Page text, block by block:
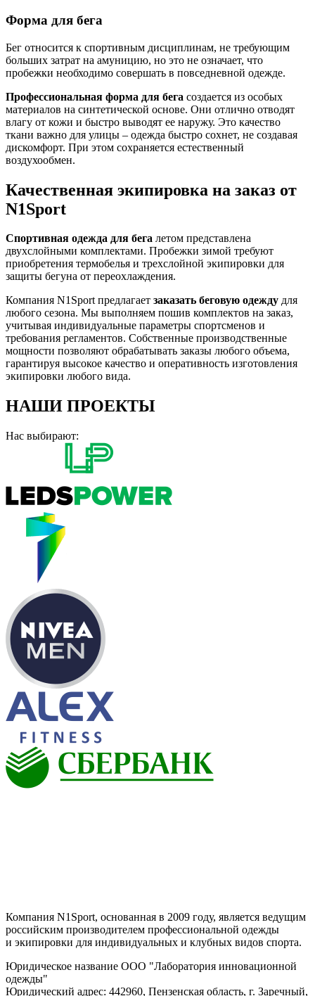
Форма для бега
Бег относится к спортивным дисциплинам, не требующим
больших затрат на амуницию, но это не означает, что
пробежки необходимо совершать в повседневной одежде.
Профессиональная форма для бега создается из особых
материалов на синтетической основе. Они отлично отводят
влагу от кожи и быстро выводят ее наружу. Это качество
ткани важно для улицы – одежда быстро сохнет, не создавая
дискомфорт. При этом сохраняется естественный
воздухообмен.
Качественная экипировка на заказ от
N1Sport
Спортивная одежда для бега летом представлена
двухслойными комплектами. Пробежки зимой требуют
приобретения термобелья и трехслойной экипировки для
защиты бегуна от переохлаждения.
Компания N1Sport предлагает заказать беговую одежду для
любого сезона. Мы выполняем пошив комплектов на заказ,
учитывая индивидуальные параметры спортсменов и
требования регламентов. Собственные производственные
мощности позволяют обрабатывать заказы любого объема,
гарантируя высокое качество и оперативность изготовления
экипировки любого вида.
НАШИ ПРОЕКТЫ
Нас выбирают:
Компания N1Sport, основанная в 2009 году, является ведущим
российским производителем профессиональной одежды
и экипировки для индивидуальных и клубных видов спорта.
Юридическое название ООО "Лаборатория инновационной
одежды"
Юридический адрес: 442960, Пензенская область, г. Заречный,